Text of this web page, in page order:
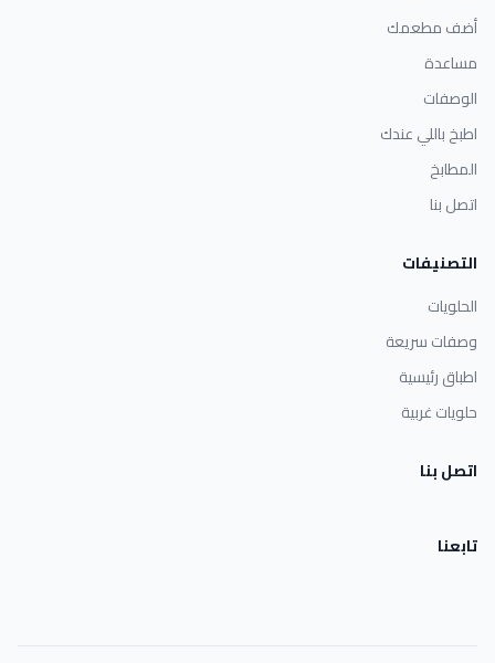
أضف مطعمك
مساعدة
الوصفات
اطبخ باللي عندك
المطابخ
اتصل بنا
التصنيفات
الحلويات
وصفات سريعة
اطباق رئيسية
حلويات غربية
اتصل بنا
تابعنا